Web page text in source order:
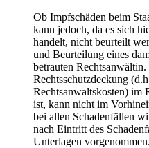
Ob Impfschäden beim
kann jedoch, da es sich
handelt, nicht beurteilt
und Beurteilung eines
betrauten
Rechtsschutzdeckung
Rechtsanwaltskosten) im
ist, kann nicht im
bei allen Schadenfällen
nach Eintritt des
Unterlagen vorgenommen.